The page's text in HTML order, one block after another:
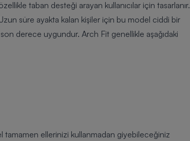
taban desteği arayan kullanıcılar için tasarlanır.
Uzun süre ayakta kalan kişiler için bu model ciddi bir
derece uygundur. Arch Fit genellikle aşağıdaki
ellerinizi kullanmadan giyebileceğiniz